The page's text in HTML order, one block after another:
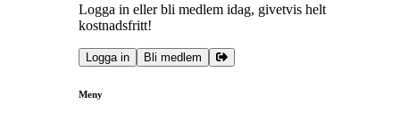
Logga in eller bli medlem idag, givetvis helt
kostnadsfritt!
Logga in Bli medlem
Meny